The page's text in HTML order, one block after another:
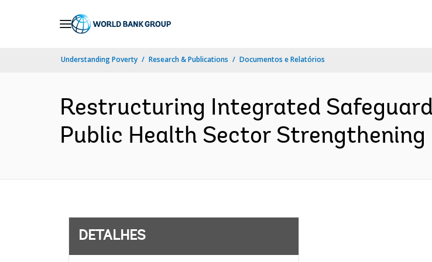
Understanding Poverty Research & Publications Documentos e Relatórios
Restructuring Integrated
Public Health Sector Strengthening
DETALHES